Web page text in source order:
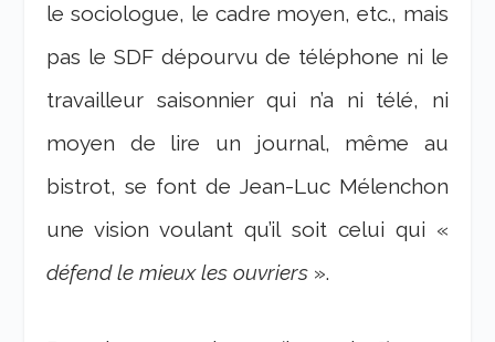
le sociologue, le cadre moyen, etc., mais
pas le SDF dépourvu de téléphone ni le
travailleur saisonnier qui n’a ni télé, ni
moyen de lire un journal, même au
bistrot, se font de Jean-Luc Mélenchon
une vision voulant qu’il soit celui qui «
défend le mieux les ouvriers ».